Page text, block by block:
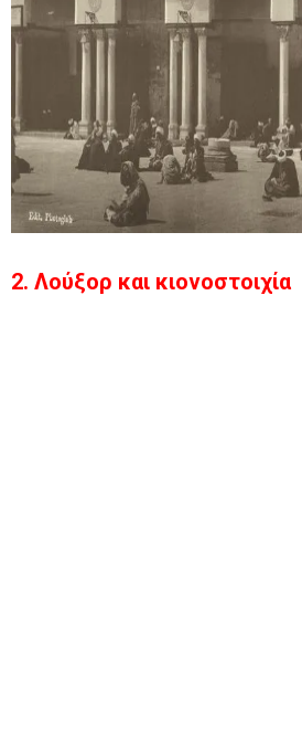
2. Λούξορ και κιονοστοιχία